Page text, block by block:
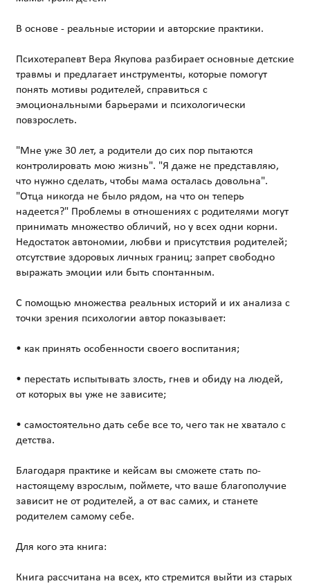
В основе - реальные истории и авторские практики.
Психотерапевт Вера Якупова разбирает основные детские
травмы и предлагает инструменты, которые помогут
понять мотивы родителей, справиться с
эмоциональными барьерами и психологически
повзрослеть.
"Мне уже 30 лет, а родители до сих пор пытаются
контролировать мою жизнь". "Я даже не представляю,
что нужно сделать, чтобы мама осталась довольна".
"Отца никогда не было рядом, на что он теперь
надеется?" Проблемы в отношениях с родителями могут
принимать множество обличий, но у всех одни корни.
Недостаток автономии, любви и присутствия родителей;
отсутствие здоровых личных границ; запрет свободно
выражать эмоции или быть спонтанным.
С помощью множества реальных историй и их анализа с
точки зрения психологии автор показывает:
• как принять особенности своего воспитания;
• перестать испытывать злость, гнев и обиду на людей,
от которых вы уже не зависите;
• самостоятельно дать себе все то, чего так не хватало с
детства.
Благодаря практике и кейсам вы сможете стать по-
настоящему взрослым, поймете, что ваше благополучие
зависит не от родителей, а от вас самих, и станете
родителем самому себе.
Для кого эта книга:
Книга рассчитана на всех, кто стремится выйти из старых